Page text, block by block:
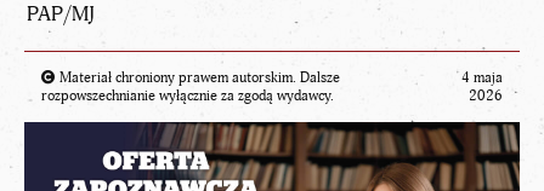
PAP/MJ
Materiał chroniony prawem autorskim. Dalsze
rozpowszechnianie wyłącznie za zgodą wydawcy.
4 maja
2026